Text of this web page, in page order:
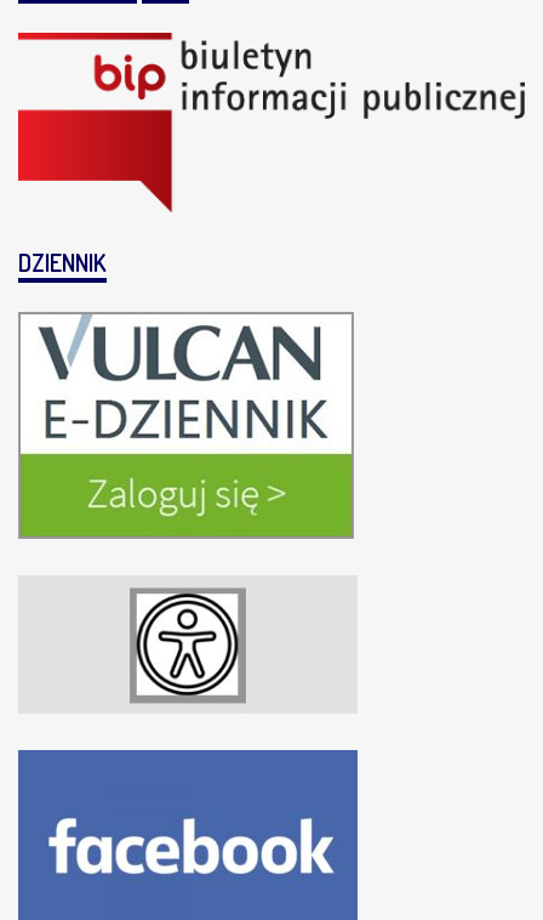
DZIENNIK